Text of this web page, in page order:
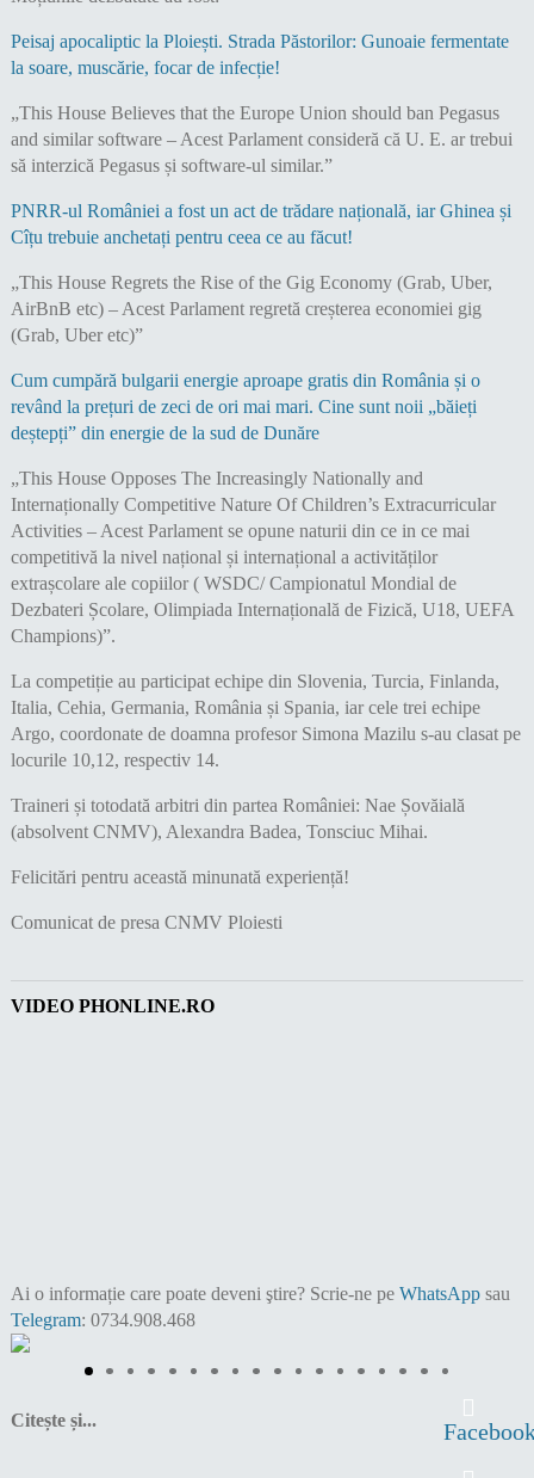
Peisaj apocaliptic la Ploiești. Strada Păstorilor: Gunoaie fermentate
la soare, muscărie, focar de infecție!
„This House Believes that the Europe Union should ban Pegasus
and similar software – Acest Parlament consideră că U. E. ar trebui
să interzică Pegasus și software-ul similar.”
PNRR-ul României a fost un act de trădare națională, iar Ghinea și
Cîțu trebuie anchetați pentru ceea ce au făcut!
„This House Regrets the Rise of the Gig Economy (Grab, Uber,
AirBnB etc) – Acest Parlament regretă creșterea economiei gig
(Grab, Uber etc)”
Cum cumpără bulgarii energie aproape gratis din România și o
revând la prețuri de zeci de ori mai mari. Cine sunt noii „băieți
deștepți” din energie de la sud de Dunăre
„This House Opposes The Increasingly Nationally and
Internaționally Competitive Nature Of Children’s Extracurricular
Activities – Acest Parlament se opune naturii din ce in ce mai
competitivă la nivel național și internațional a activităților
extrașcolare ale copiilor ( WSDC/ Campionatul Mondial de
Dezbateri Școlare, Olimpiada Internațională de Fizică, U18, UEFA
Champions)”.
La competiție au participat echipe din Slovenia, Turcia, Finlanda,
Italia, Cehia, Germania, România și Spania, iar cele trei echipe
Argo, coordonate de doamna profesor Simona Mazilu s-au clasat pe
locurile 10,12, respectiv 14.
Traineri și totodată arbitri din partea României: Nae Șovăială
(absolvent CNMV), Alexandra Badea, Tonsciuc Mihai.
Felicitări pentru această minunată experiență!
Comunicat de presa CNMV Ploiesti
VIDEO PHONLINE.RO
Ai o informație care poate deveni ştire? Scrie-ne pe WhatsAppsau
Telegram: 0734.908.468
Citește și...